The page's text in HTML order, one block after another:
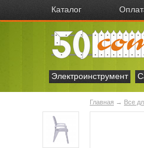
Каталог
Электроинструмент
Главная → Все